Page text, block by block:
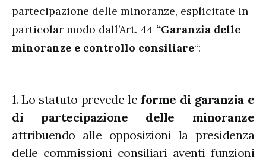
partecipazione delle minoranze, esplicitate in
particolar modo dall’Art. 44 “Garanzia delle
minoranze e controllo consiliare“:
1. Lo statuto prevede le forme di garanzia e
di partecipazione delle minoranze
attribuendo alle opposizioni la presidenza
delle commissioni consiliari aventi funzioni